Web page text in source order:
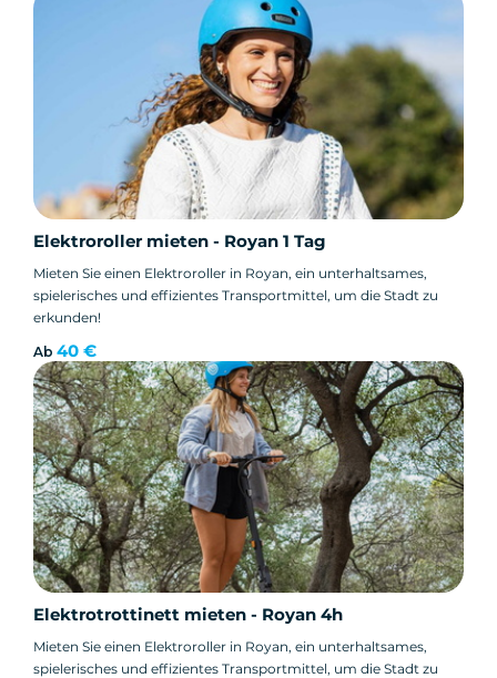
Elektroroller mieten - Royan 1 Tag
Mieten Sie einen Elektroroller in Royan, ein unterhaltsames,
spielerisches und effizientes Transportmittel, um die Stadt zu
erkunden!
Ab 40 €
Elektrotrottinett mieten - Royan 4h
Mieten Sie einen Elektroroller in Royan, ein unterhaltsames,
spielerisches und effizientes Transportmittel, um die Stadt zu